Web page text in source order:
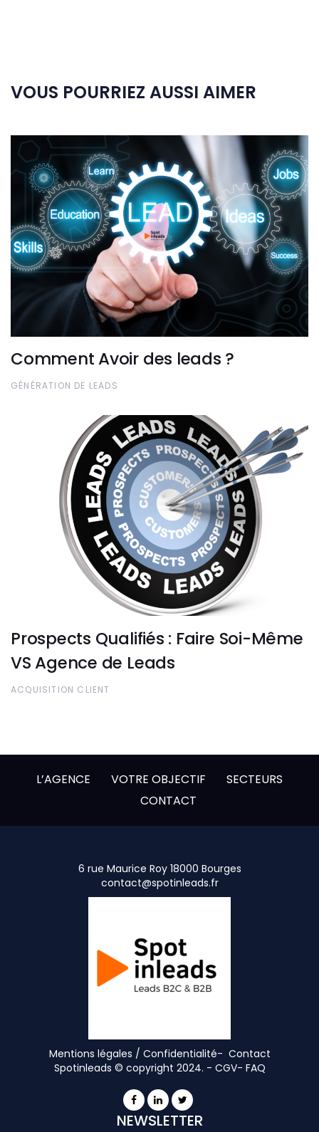
VOUS POURRIEZ AUSSI AIMER
Comment Avoir des leads ?
GÉNÉRATION DE LEADS
Prospects Qualifiés : Faire Soi-Même
VS Agence de Leads
ACQUISITION CLIENT
L’AGENCE VOTRE OBJECTIF
SECTEURS
CONTACT
6 rue Maurice Roy 18000 Bourges
contact@spotinleads.fr
Mentions légales / Confidentialité- Contact
Spotinleads © copyright 2024. - CGV- FAQ
NEWSLETTER